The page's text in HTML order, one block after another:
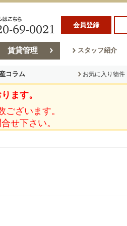
会員登録
賃貸管理 スタッフ紹介
コラム
ム
お気に入り物件
ます。
ざいます。
せ下さい。